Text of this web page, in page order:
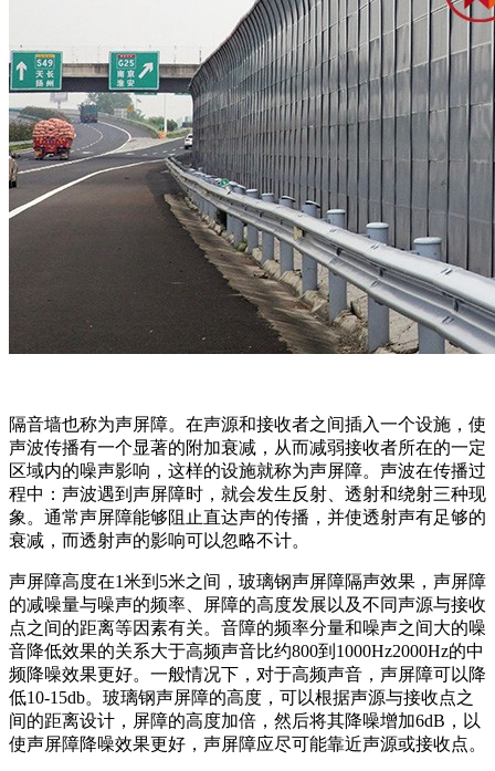
隔音墙也称为声屏障。在声源和接收者之间插入一个设施，使
声波传播有一个显著的附加衰减，从而减弱接收者所在的一定
区域内的噪声影响，这样的设施就称为声屏障。声波在传播过
程中：声波遇到声屏障时，就会发生反射、透射和绕射三种现
象。通常声屏障能够阻止直达声的传播，并使透射声有足够的
衰减，而透射声的影响可以忽略不计。
声屏障高度在1米到5米之间，玻璃钢声屏障隔声效果，声屏障
的减噪量与噪声的频率、屏障的高度发展以及不同声源与接收
点之间的距离等因素有关。音障的频率分量和噪声之间大的噪
音降低效果的关系大于高频声音比约800到1000Hz2000Hz的中
频降噪效果更好。一般情况下，对于高频声音，声屏障可以降
低10-15db。玻璃钢声屏障的高度，可以根据声源与接收点之
间的距离设计，屏障的高度加倍，然后将其降噪增加6dB，以
使声屏障降噪效果更好，声屏障应尽可能靠近声源或接收点。